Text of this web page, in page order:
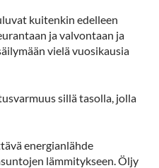
kuitenkin edelleen
ja valvontaan ja
vielä vuosikausia
sillä tasolla, jolla
energianlähde
lämmitykseen. Öljy